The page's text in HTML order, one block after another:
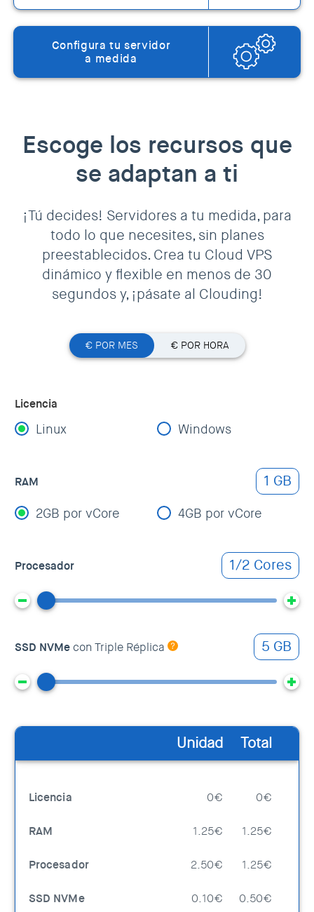
Configura tu servidor
a medida
Escoge los recursos que
se adaptan a ti
¡Tú decides! Servidores a tu medida, para
todo lo que necesites, sin planes
preestablecidos. Crea tu Cloud VPS
dinámico y flexible en menos de 30
segundos y, ¡pásate al Clouding!
€ POR MES € POR HORA
Licencia
Linux Windows
RAM 1 GB
2GB por vCore 4GB por vCore
Procesador 1/2 Cores
SSD NVMe con Triple Réplica 5 GB
Unidad Total
Licencia 0€ 0€
RAM 1.25€ 1.25€
Procesador 2.50€ 1.25€
SSD NVMe 0.10€ 0.50€